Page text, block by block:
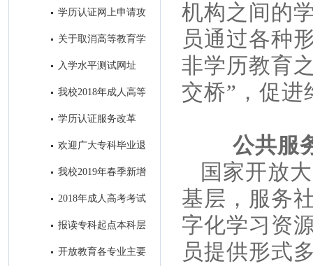
进入录取阶段
学历认证网上申请攻
关于取消高等教育学
历认证收费以及调整认证受理范
入学水平测试网址
我校2018年成人高等
教育录取工作圆满结束
学历认证服务改革
后，如何进行学籍/学历的查询
欢迎广大专科毕业退
役军人免试进入我校参加成人本
我校2019年春季新增
合作高校——中国地质大学
2018年成人高考考试
报读专科起点本科层
次的学生前置学历的真实性审核
开放教育各专业主要
机构之间的
员通过各种
非学历教育
交桥”，促进
公共
国家开放
基层，服务
字化学习资
员提供形式